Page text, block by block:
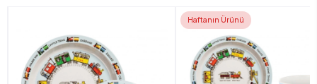
Haftanın Ürünü